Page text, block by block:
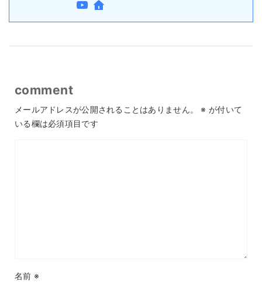
comment
メールアドレスが公開されることはありません。 ※ が付いて
いる欄は必須項目です
名前 ※